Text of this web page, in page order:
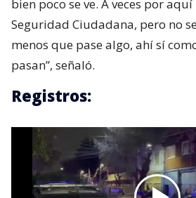
bien poco se ve. A veces por
Seguridad Ciudadana, pero no
menos que pase algo, ahí sí
pasan”, señaló.
Registros: